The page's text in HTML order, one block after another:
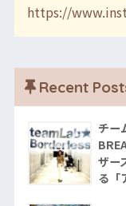
https://
Recent
チー
ザー
る「